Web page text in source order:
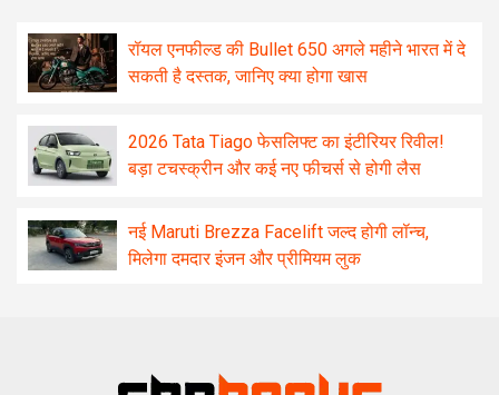
रॉयल एनफील्ड की Bullet 650 अगले महीने भारत में दे
सकती है दस्तक, जानिए क्या होगा खास
2026 Tata Tiago फेसलिफ्ट का इंटीरियर रिवील!
बड़ा टचस्क्रीन और कई नए फीचर्स से होगी लैस
नई Maruti Brezza Facelift जल्द होगी लॉन्च,
मिलेगा दमदार इंजन और प्रीमियम लुक